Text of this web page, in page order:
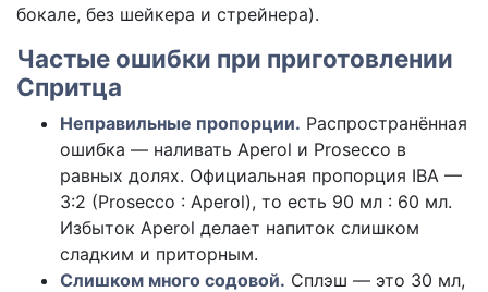
бокале, без шейкера и стрейнера).
Частые ошибки при приготовлении
Спритца
Неправильные пропорции. Распространённая
ошибка — наливать Aperol и Prosecco в
равных долях. Официальная пропорция IBA —
3:2 (Prosecco : Aperol), то есть 90 мл : 60 мл.
Избыток Aperol делает напиток слишком
сладким и приторным.
Слишком много содовой. Сплэш — это 30 мл,